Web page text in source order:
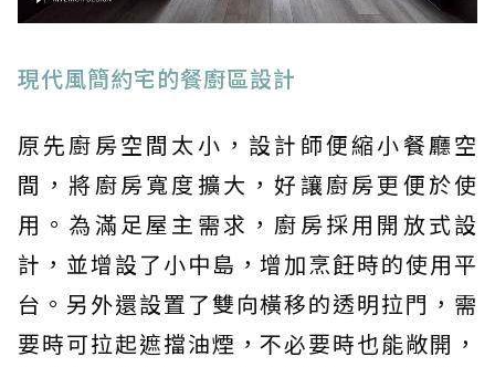
現代風簡約宅的餐廚區設計
原先廚房空間太小，設計師便縮小餐廳空
間，將廚房寬度擴大，好讓廚房更便於使
用。為滿足屋主需求，廚房採用開放式設
計，並增設了小中島，增加烹飪時的使用平
台。另外還設置了雙向橫移的透明拉門，需
要時可拉起遮擋油煙，不必要時也能敞開，